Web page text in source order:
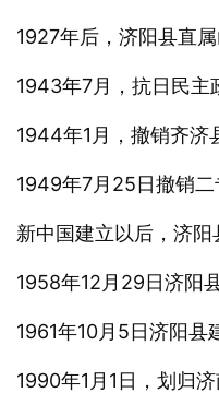
1927年后，济阳县直属
1943年7月，抗日民主
1944年1月，撤销齐济
1949年7月25日撤销
新中国建立以后，济
1958年12月29日济阳
1961年10月5日济阳县
1990年1月1日，划归济